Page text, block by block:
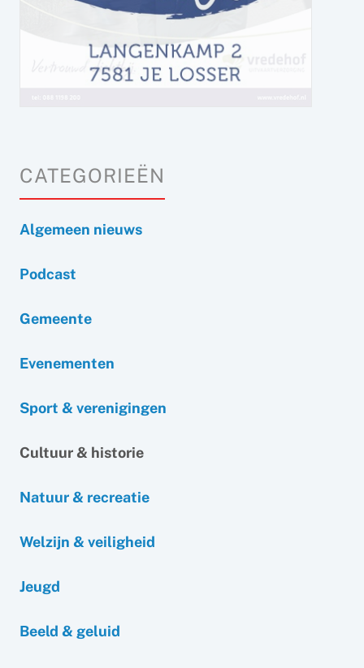
CATEGORIEËN
Algemeen nieuws
Podcast
Gemeente
Evenementen
Sport & verenigingen
Cultuur & historie
Natuur & recreatie
Welzijn & veiligheid
Jeugd
Beeld & geluid